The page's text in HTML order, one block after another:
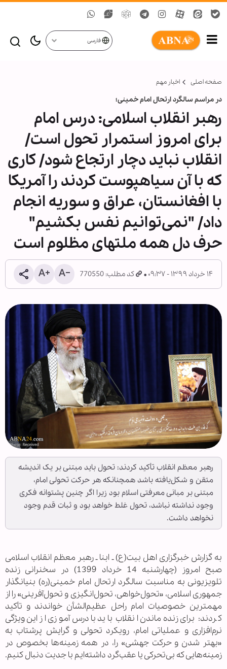
فارسی
صفحه اصلی اخبار مهم
در مراسم سالگرد ارتحال امام خمینی؛
رهبر انقلاب اسلامی: درس امام
برای امروز استمرار تحول است/
انقلاب نباید دچار ارتجاع شود/ کاری
که با آن سیاهپوست کردند را آمریکا
با افغانستان، عراق و سوریه انجام
داد/ "نمی‌توانیم نفس بکشیم"
حرف دل همه ملتهای مظلوم است
۱۴ خرداد ۱۳۹۹ - ۰۹:۳۷ کد مطلب: 770550
رهبر معظم انقلاب تأکید کردند: تحول باید مبتنی بر یک اندیشه
متقن و شکل‌یافته باشد همچنانکه هر حرکت تحولی امام،
مبتنی بر مبانی معرفتی اسلام بود زیرا اگر چنین پشتوانه فکری
وجود نداشته نباشد، تحول غلط خواهد بود و ثبات قدم وجود
نخواهد داشت.
به گزارش خبرگزاری اهل بیت(ع) ـ ابنا ـ رهبر معظم انقلاب اسلامی
صبح امروز (چهارشنبه 14 خرداد 1399) در سخنرانی زنده
تلویزیونی به مناسبت سالگرد ارتحال امام خمینی(ره) بنیانگذار
جمهوری اسلامی، «تحول‌خواهی، تحول‌انگیزی و تحول‌آفرینی» را از
مهمترین خصوصیات امام راحل عظیم‌الشأن خواندند و تأکید
کردند: برای زنده‌ماندن انقلاب باید با درس‌آموزی از این ویژگی
نرم‌افزاری و عملیاتی امام، رویکرد تحولی و گرایش پرشتاب به
«بهتر شدن و حرکت جهشی» را، در همه زمینه‌ها بخصوص در
زمینه‌هایی که بی‌تحرکی یا عقب‌گرد داشته‌ایم با جدیت دنبال کنیم.